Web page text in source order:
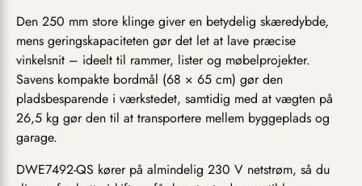
Den 250 mm store klinge giver en betydelig skæredybde,
mens geringskapaciteten gør det let at lave præcise
vinkelsnit – ideelt til rammer, lister og møbelprojekter.
Savens kompakte bordmål (68 × 65 cm) gør den
pladsbesparende i værkstedet, samtidig med at vægten på
26,5 kg gør den til at transportere mellem byggeplads og
garage.
DWE7492-QS kører på almindelig 230 V netstrøm, så du